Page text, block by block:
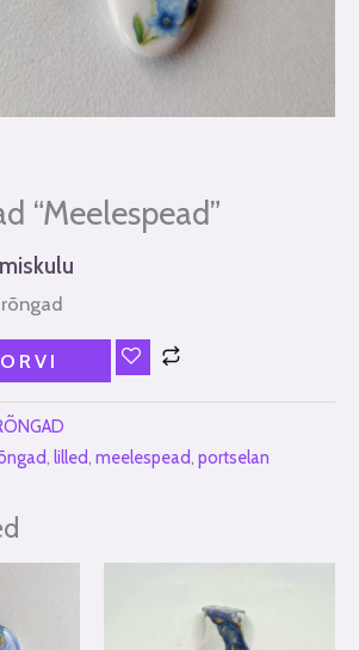
“Meelespead”
, lilled, meelespead, portselan